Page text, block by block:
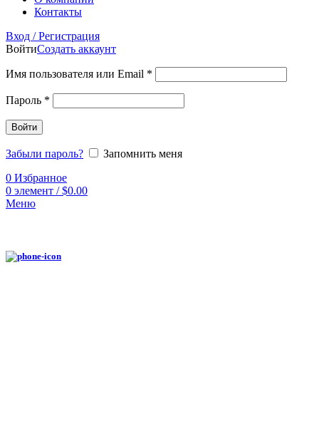
Контакты
Вход / Регистрация
ВойтиСоздать аккаунт
Имя пользователя или Email *
Пароль *
Войти
Забыли пароль?
Запомнить меня
0 Избранное
0 элемент / $0.00
Меню